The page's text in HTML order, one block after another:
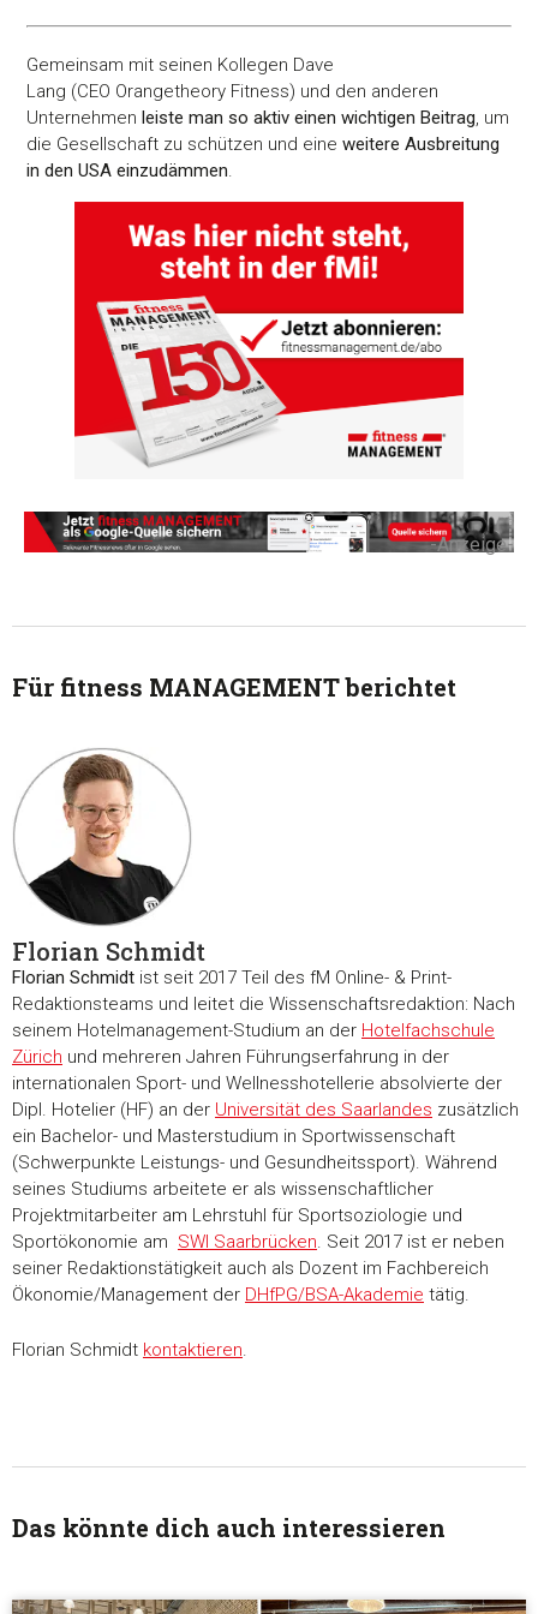
Gemeinsam mit seinen Kollegen Dave
Lang (CEO Orangetheory Fitness) und den anderen
Unternehmenleiste man so aktiv einen wichtigen Beitrag, um
die Gesellschaft zu schützen und eineweitere Ausbreitung
in den USA einzudämmen.
-Anzeige-
Für fitness MANAGEMENT berichtet
Florian Schmidt
Florian Schmidt ist seit 2017 Teil des fM Online- & Print-
Redaktionsteams und leitet die Wissenschaftsredaktion: Nach
seinem Hotelmanagement-Studium an der Hotelfachschule
Zürich und mehreren Jahren Führungserfahrung in der
internationalen Sport- und Wellnesshotellerie absolvierte der
Dipl. Hotelier (HF) an der Universität des Saarlandes zusätzlich
ein Bachelor- und Masterstudium in Sportwissenschaft
(Schwerpunkte Leistungs- und Gesundheitssport). Während
seines Studiums arbeitete er als wissenschaftlicher
Projektmitarbeiter am Lehrstuhl für Sportsoziologie und
Sportökonomie am SWI Saarbrücken. Seit 2017 ist er neben
seiner Redaktionstätigkeit auch als Dozent im Fachbereich
Ökonomie/Management der DHfPG/BSA-Akademie tätig.
Florian Schmidt kontaktieren.
Das könnte dich auch interessieren